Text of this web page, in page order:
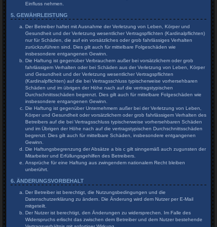
Einfluss nehmen.
5. GEWÄHRLEISTUNG
Der Betreiber haftet mit Ausnahme der Verletzung von Leben, Körper und
Gesundheit und der Verletzung wesentlicher Vertragspflichten (Kardinalpflichten)
nur für Schäden, die auf ein vorsätzliches oder grob fahrlässiges Verhalten
zurückzuführen sind. Dies gilt auch für mittelbare Folgeschäden wie
insbesondere entgangenen Gewinn.
Die Haftung ist gegenüber Verbrauchern außer bei vorsätzlichem oder grob
fahrlässigem Verhalten oder bei Schäden aus der Verletzung von Leben, Körper
und Gesundheit und der Verletzung wesentlicher Vertragspflichten
(Kardinalpflichten) auf die bei Vertragsschluss typischerweise vorhersehbaren
Schäden und im übrigen der Höhe nach auf die vertragstypischen
Durchschnittsschäden begrenzt. Dies gilt auch für mittelbare Folgeschäden wie
insbesondere entgangenen Gewinn.
Die Haftung ist gegenüber Unternehmern außer bei der Verletzung von Leben,
Körper und Gesundheit oder vorsätzlichem oder grob fahrlässigem Verhalten des
Betreibers auf die bei Vertragsschluss typischerweise vorhersehbaren Schäden
und im Übrigen der Höhe nach auf die vertragstypischen Durchschnittsschäden
begrenzt. Dies gilt auch für mittelbare Schäden, insbesondere entgangenen
Gewinn.
Die Haftungsbegrenzung der Absätze a bis c gilt sinngemäß auch zugunsten der
Mitarbeiter und Erfüllungsgehilfen des Betreibers.
Ansprüche für eine Haftung aus zwingendem nationalem Recht bleiben
unberührt.
6. ÄNDERUNGSVORBEHALT
Der Betreiber ist berechtigt, die Nutzungsbedingungen und die
Datenschutzerklärung zu ändern. Die Änderung wird dem Nutzer per E-Mail
mitgeteilt.
Der Nutzer ist berechtigt, den Änderungen zu widersprechen. Im Falle des
Widerspruchs erlischt das zwischen dem Betreiber und dem Nutzer bestehende